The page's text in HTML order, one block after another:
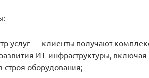
услуг — клиенты получают
ИТ-инфраструктуры,
оборудования;